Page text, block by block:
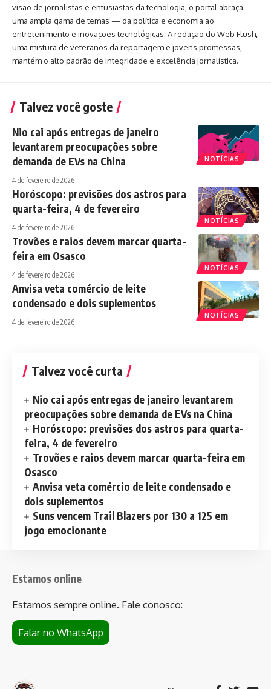
visão de jornalistas e entusiastas da tecnologia, o portal abraça
uma ampla gama de temas — da política e economia ao
entretenimento e inovações tecnológicas. A redação do Web Flush,
uma mistura de veteranos da reportagem e jovens promessas,
mantém o alto padrão de integridade e excelência jornalística.
Talvez você goste
NOTÍCIAS
Nio cai após entregas de janeiro
levantarem preocupações sobre
demanda de EVs na China
4 de fevereiro de 2026
NOTÍCIAS
Horóscopo: previsões dos astros para
quarta-feira, 4 de fevereiro
4 de fevereiro de 2026
NOTÍCIAS
Trovões e raios devem marcar quarta-
feira em Osasco
4 de fevereiro de 2026
NOTÍCIAS
Anvisa veta comércio de leite
condensado e dois suplementos
4 de fevereiro de 2026
Talvez você curta
Nio cai após entregas de janeiro levantarem
preocupações sobre demanda de EVs na China
Horóscopo: previsões dos astros para quarta-
feira, 4 de fevereiro
Trovões e raios devem marcar quarta-feira em
Osasco
Anvisa veta comércio de leite condensado e
dois suplementos
Suns vencem Trail Blazers por 130 a 125 em
jogo emocionante
Estamos online
Estamos sempre online. Fale conosco:
Falar no WhatsApp